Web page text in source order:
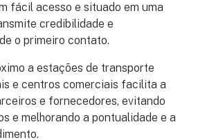
fácil acesso e situado em uma
credibilidade e
o primeiro contato.
a estações de transporte
e centros comerciais facilita a
e fornecedores, evitando
e melhorando a pontualidade e a